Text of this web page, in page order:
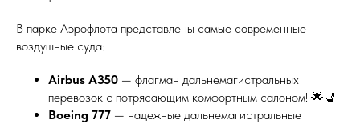
В парке Аэрофлота представлены самые современные
воздушные суда:
Airbus A350 — флагман дальнемагистральных
перевозок с потрясающим комфортным салоном! 🌟💺
Boeing 777 — надежные дальнемагистральные